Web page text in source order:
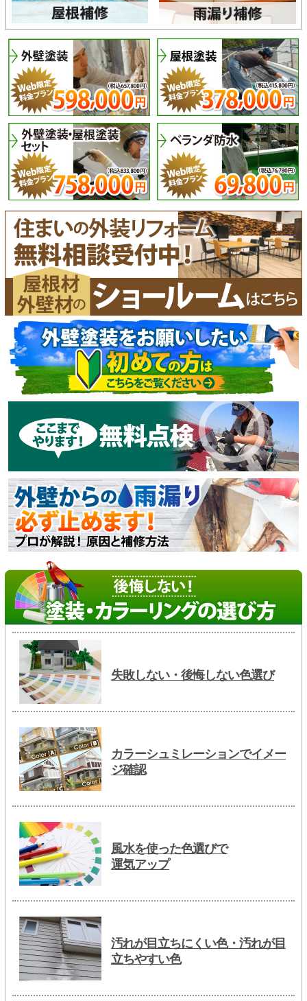
失敗しない・後悔しない色選び
カラーシュミレーションでイメー
ジ確認
風水を使った色選びで
運気アップ
汚れが目立ちにくい色・汚れが目
立ちやすい色